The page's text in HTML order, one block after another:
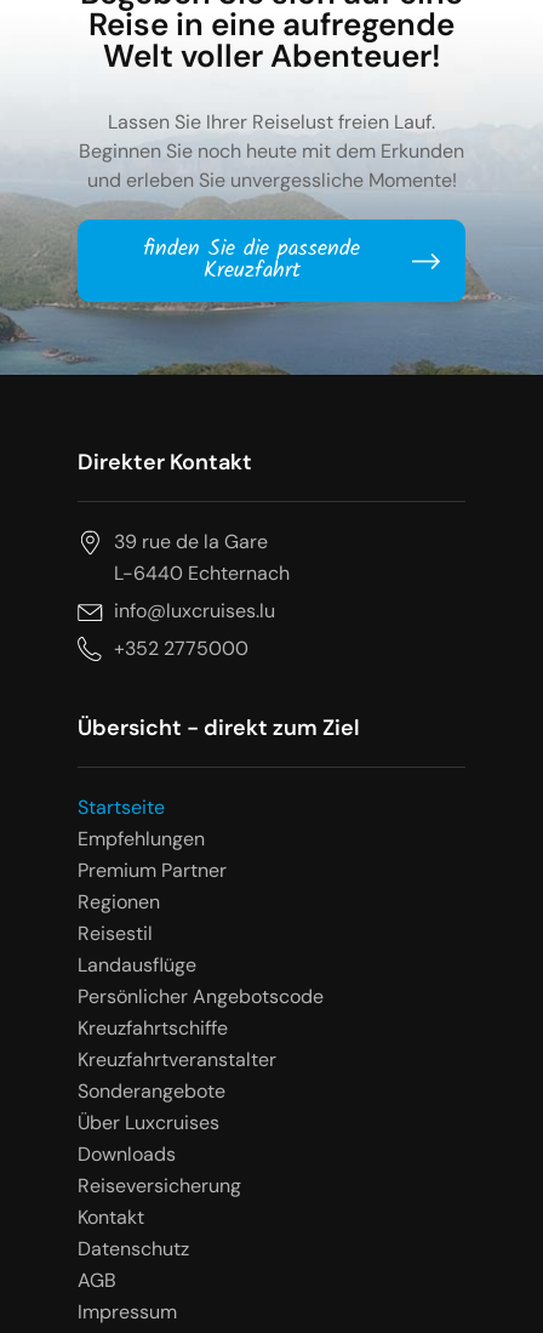
Reise in eine aufregende
Welt voller Abenteuer!
Lassen Sie Ihrer Reiselust freien Lauf.
Beginnen Sie noch heute mit dem Erkunden
und erleben Sie unvergessliche Momente!
finden Sie die passende
Kreuzfahrt
Direkter Kontakt
39 rue de la Gare
L-6440 Echternach
info@luxcruises.lu
+352 2775000
Übersicht - direkt zum Ziel
Startseite
Empfehlungen
Premium Partner
Regionen
Reisestil
Landausflüge
Persönlicher Angebotscode
Kreuzfahrtschiffe
Kreuzfahrtveranstalter
Sonderangebote
Über Luxcruises
Downloads
Reiseversicherung
Kontakt
Datenschutz
AGB
Impressum